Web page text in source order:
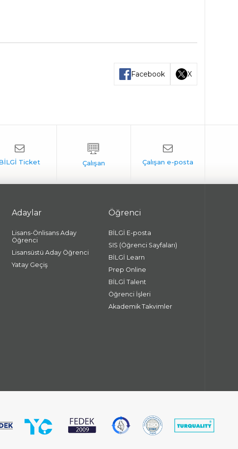
Facebook X
Adaylar
Lisans-Önlisans Aday
Öğrenci
Lisansüstü Aday Öğrenci
Yatay Geçiş
Öğrenci
BİLGİ E-posta
SIS (Öğrenci Sayfaları)
BİLGİ Learn
Prep Online
BİLGİ Talent
Öğrenci İşleri
Akademik Takvimler